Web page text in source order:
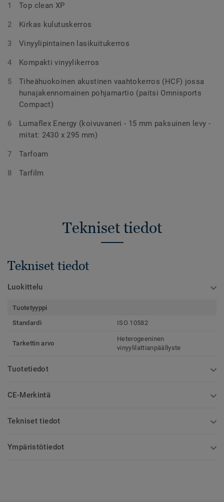
Top clean XP
Kirkas kulutuskerros
Vinyylipintainen lasikuitukerros
Kompakti vinyylikerros
Tiheähuokoinen akustinen vaahtokerros (HCF) jossa
hunajakennomainen pohjamartio (paitsi Omnisports
Compact)
Lumaflex Energy (koivuvaneri - 15 mm paksuinen levy -
mitat: 2430 x 295 mm)
Tarfoam
Tarfilm
Tekniset tiedot
Tekniset tiedot
Luokittelu
Tuotetyyppi
Standardi
ISO 10582
Tarkettin arvo
Heterogeeninen
vinyylilattianpäällyste
Tuotetiedot
CE-Merkintä
Tekniset tiedot
Ympäristötiedot